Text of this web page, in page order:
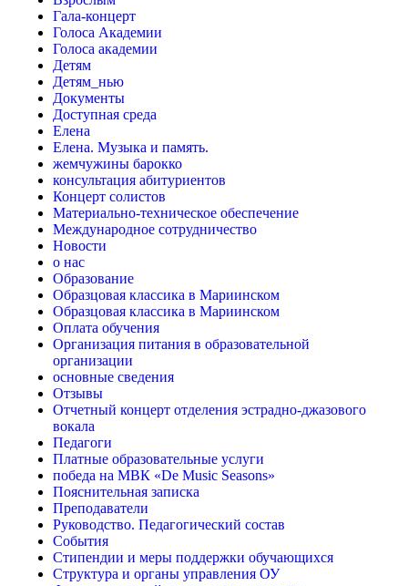
Гала-концерт
Голоса Академии
Голоса академии
Детям
Детям_нью
Документы
Доступная среда
Елена
Елена. Музыка и память.
жемчужины барокко
консультация абитуриентов
Концерт солистов
Материально-техническое обеспечение
Международное сотрудничество
Новости
о нас
Образование
Образцовая классика в Мариинском
Образцовая классика в Мариинском
Оплата обучения
Организация питания в образовательной
организации
основные сведения
Отзывы
Отчетный концерт отделения эстрадно-джазового
вокала
Педагоги
Платные образовательные услуги
победа на МВК «De Music Seasons»
Пояснительная записка
Преподаватели
Руководство. Педагогический состав
События
Стипендии и меры поддержки обучающихся
Структура и органы управления ОУ